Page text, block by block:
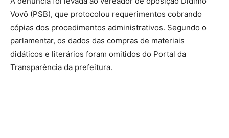
Vovô (PSB), que protocolou requerimentos cobrando
cópias dos procedimentos administrativos. Segundo o
parlamentar, os dados das compras de materiais
didáticos e literários foram omitidos do Portal da
Transparência da prefeitura.